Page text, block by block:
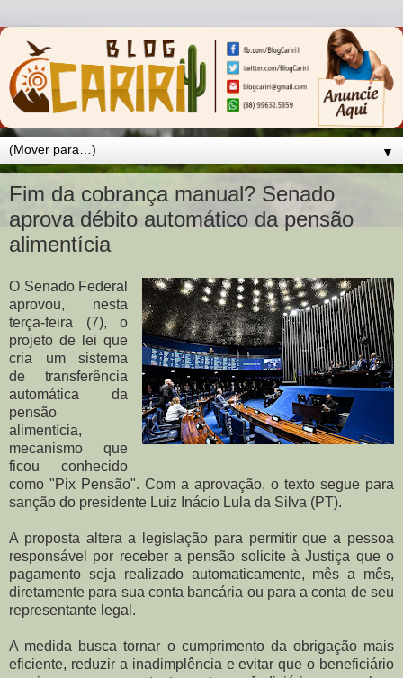
▼
Fim da cobrança manual? Senado
aprova débito automático da pensão
alimentícia
O Senado Federal
aprovou, nesta
terça-feira (7), o
projeto de lei que
cria um sistema
de transferência
automática da
pensão
alimentícia,
mecanismo que
ficou conhecido
como "Pix Pensão". Com a aprovação, o texto segue para
sanção do presidente Luiz Inácio Lula da Silva (PT).
A proposta altera a legislação para permitir que a pessoa
responsável por receber a pensão solicite à Justiça que o
pagamento seja realizado automaticamente, mês a mês,
diretamente para sua conta bancária ou para a conta de seu
representante legal.
A medida busca tornar o cumprimento da obrigação mais
eficiente, reduzir a inadimplência e evitar que o beneficiário